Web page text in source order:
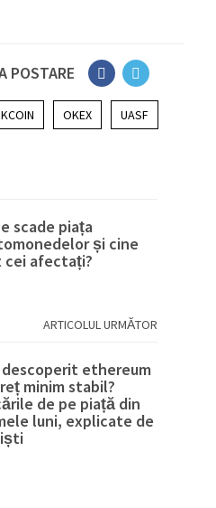
POSTARE
OKEX UASF
scade piața
și cine
cei afectați?
ARTICOLUL URMĂTOR
ethereum
minim stabil?
de pe piață din
luni, explicate de